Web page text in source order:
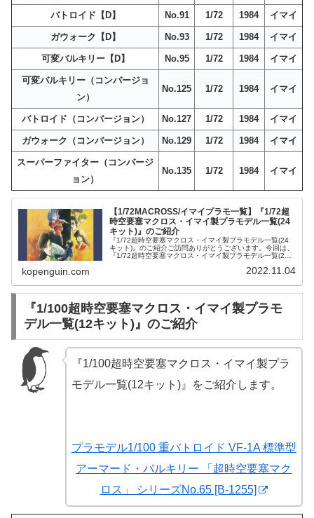
バトロイド【D】 No.91 1/72 1984 イマイ
ガウォーク【D】 No.93 1/72 1984 イマイ
可変バルキリー【D】 No.95 1/72 1984 イマイ
可変バルキリー（コンバージョ
ン）
No.125 1/72 1984 イマイ
バトロイド（コンバージョン） No.127 1/72 1984 イマイ
ガウォーク（コンバージョン） No.129 1/72 1984 イマイ
スーパーファイター（コンバージ
ョン）
No.135 1/72 1984 イマイ
【1/72MACROSS/イマイプラモ一覧】『1/72超
時空要塞マクロス・イマイ製プラモデル一覧(24
キット)』のご紹介
『1/72超時空要塞マクロス・イマイ製プラモデル一覧(24
キット)』のご紹介ご訪問ありがとうございます。今回は、
『1/72超時空要塞マクロス・イマイ製プラモデル一覧(24
kopenguin.com 2022.11.04
『1/100超時空要塞マクロス・イマイ製プラモ
デル一覧(12キット)』のご紹介
『1/100超時空要塞マクロス・イマイ製プラ
モデル一覧(12キット)』をご紹介します。
プラモデル1/100 重バトロイド VF-1A 標準型
アーマード・バルキリー 「超時空要塞マク
ロス」 シリーズNo.65 [B-1255]